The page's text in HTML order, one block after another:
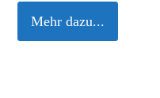
Mehr dazu...